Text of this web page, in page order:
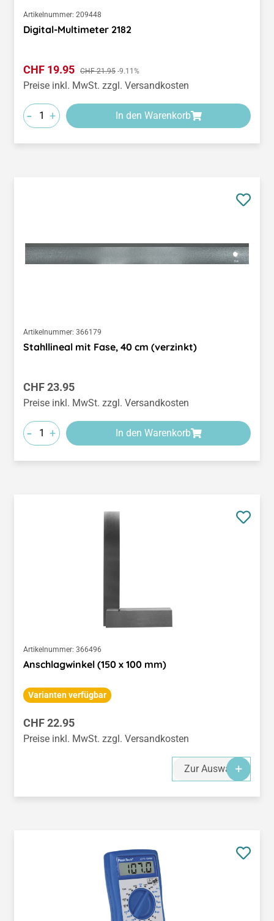
Artikelnummer: 209448
Digital-Multimeter 2182
Verkaufspreis:
CHF 19.95 Regulärer Preis:
CHF 21.95 -9.11%
Preise inkl. MwSt. zzgl. Versandkosten
- + In den Warenkorb
Artikelnummer: 366179
Stahllineal mit Fase, 40 cm (verzinkt)
Regulärer Preis:
CHF 23.95
Preise inkl. MwSt. zzgl. Versandkosten
- + In den Warenkorb
Artikelnummer: 366496
Anschlagwinkel (150 x 100 mm)
Varianten verfügbar
Regulärer Preis:
CHF 22.95
Preise inkl. MwSt. zzgl. Versandkosten
Zur Auswahl